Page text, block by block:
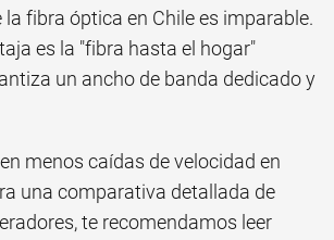
la fibra óptica en Chile es imparable.
es la "fibra hasta el hogar"
un ancho de banda dedicado y
menos caídas de velocidad en
una comparativa detallada de
te recomendamos leer